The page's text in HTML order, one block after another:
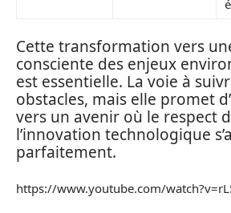
Cette transformation vers
consciente des enjeux
est essentielle. La voie à
obstacles, mais elle promet
vers un avenir où le respect
l’innovation technologique
parfaitement.
https://www.youtube.com/